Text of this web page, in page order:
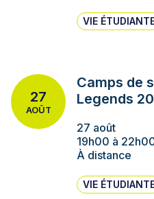
VIE
27
AOÛT
Camps de
Legends
27 août
19h00 à
À distance
VIE